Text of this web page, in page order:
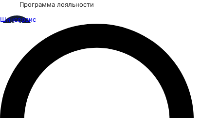
Программа лояльности
Шинсервис